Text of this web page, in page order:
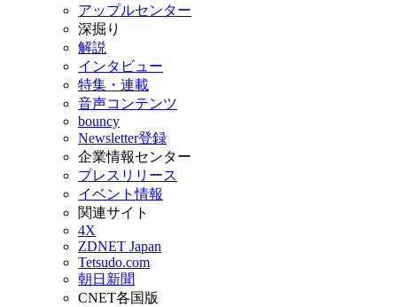
アップルセンター
深掘り
解説
インタビュー
特集・連載
音声コンテンツ
bouncy
Newsletter登録
企業情報センター
プレスリリース
イベント情報
関連サイト
4X
ZDNET Japan
Tetsudo.com
朝日新聞
CNET各国版